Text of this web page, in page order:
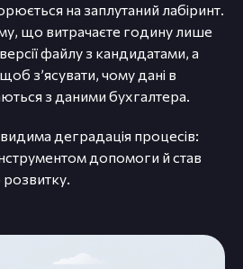
на заплутаний лабіринт.
що витрачаєте годину лише
файлу з кандидатами, а
з’ясувати, чому дані в
з даними бухгалтера.
деградація процесів:
допомоги й став